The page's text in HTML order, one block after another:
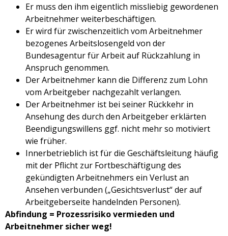
Er muss den ihm eigentlich missliebig gewordenen
Arbeitnehmer weiterbeschäftigen.
Er wird für zwischenzeitlich vom Arbeitnehmer
bezogenes Arbeitslosengeld von der
Bundesagentur für Arbeit auf Rückzahlung in
Anspruch genommen.
Der Arbeitnehmer kann die Differenz zum Lohn
vom Arbeitgeber nachgezahlt verlangen.
Der Arbeitnehmer ist bei seiner Rückkehr in
Ansehung des durch den Arbeitgeber erklärten
Beendigungswillens ggf. nicht mehr so motiviert
wie früher.
Innerbetrieblich ist für die Geschäftsleitung häufig
mit der Pflicht zur Fortbeschäftigung des
gekündigten Arbeitnehmers ein Verlust an
Ansehen verbunden („Gesichtsverlust“ der auf
Arbeitgeberseite handelnden Personen).
Abfindung = Prozessrisiko vermieden und
Arbeitnehmer sicher weg!